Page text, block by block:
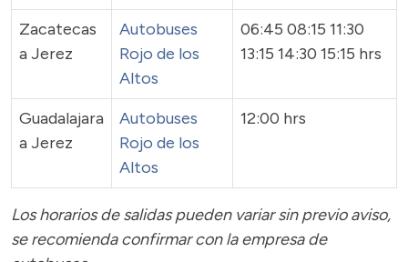
Zacatecas
a Jerez
Autobuses
Rojo de los
Altos
06:45 08:15 11:30
13:15 14:30 15:15 hrs
Guadalajara
a Jerez
Autobuses
Rojo de los
Altos
12:00 hrs
Los horarios de salidas pueden variar sin previo aviso,
se recomienda confirmar con la empresa de